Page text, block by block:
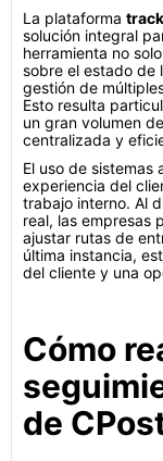
La plataforma
solución integral
herramienta no
sobre el estado de
gestión de
Esto resulta
un gran volumen
centralizada y
El uso de sistemas
experiencia del
trabajo interno. Al
real, las empresas
ajustar rutas de
última instancia,
del cliente y una
Cómo
de